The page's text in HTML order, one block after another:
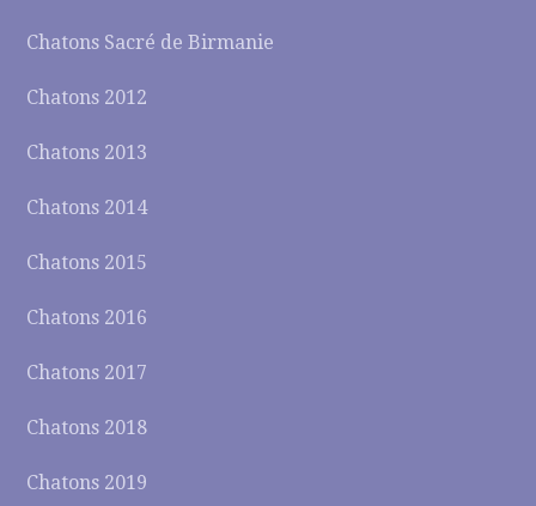
Chatons Sacré de Birmanie
Chatons 2012
Chatons 2013
Chatons 2014
Chatons 2015
Chatons 2016
Chatons 2017
Chatons 2018
Chatons 2019